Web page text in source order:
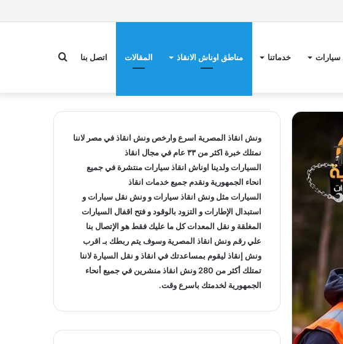
سيارات خدماتنا مناطق اوناش الانقاذ المقالات اتصل بنا
ونش انقاذ المصرية اسرع وارخصونش انقاذفي مصر لاننا
نمتلك خبرة اكثر من ٣٣ عام في مجال
انقاذ
السياراتولدينا اوناش انقاذ سياراتمنتشرة في جميع
انحاء الجمهورية ونقدم جميع خدمات انقاذ
السياراتمثلونش انقاذ سياراتوونش نقل سياراتو
استبدال الإطارات و التزود بالوقود و فتح اقفال السيارات
المغلقة و نقل المعدات كل ما عليك فقط هو الإتصال بنا
عليرقم ونش انقاذ المصرية وسوف يتم ربطك بـ اقرب
ونش إنقاذليقوم بمساعدتك في انقاذ و نقل السيارة لاننا
تمتلك أكثر من 280
ونش انقاذمنشرين في جميع أنحاء
الجمهورية لخدمتك باسرع وقت.